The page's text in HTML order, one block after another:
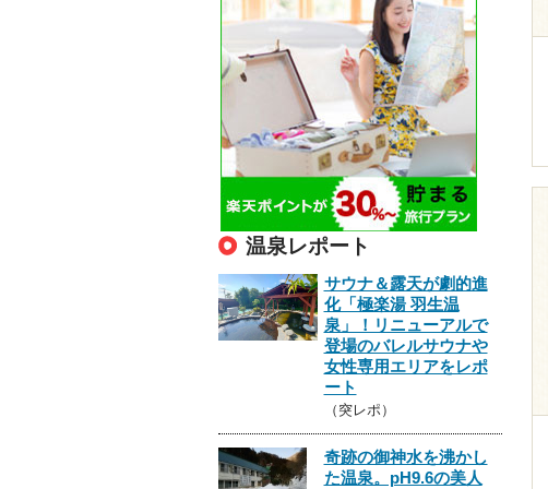
温泉レポート
サウナ＆露天が劇的進
化「極楽湯 羽生温
泉」！リニューアルで
登場のバレルサウナや
女性専用エリアをレポ
ート
（突レポ）
奇跡の御神水を沸かし
た温泉。pH9.6の美人